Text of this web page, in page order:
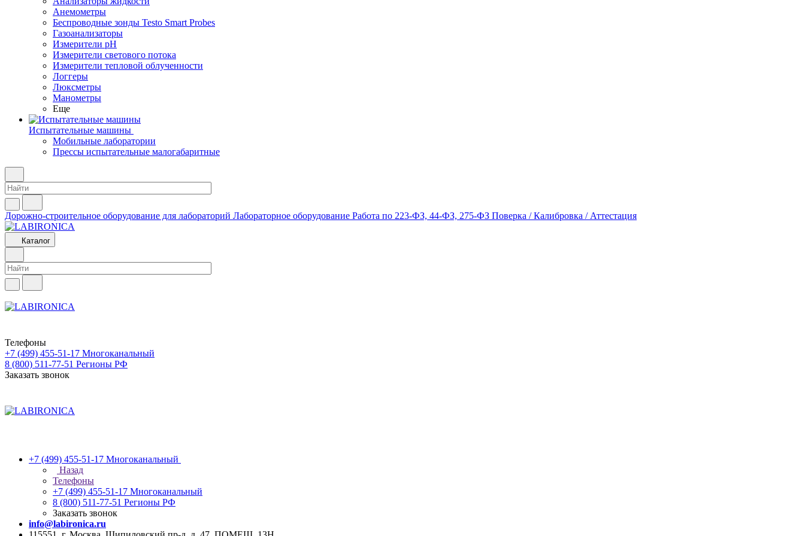
Анемометры
Беспроводные зонды Testo Smart Probes
Газоанализаторы
Измерители pH
Измерители светового потока
Измерители тепловой облученности
Логгеры
Люксметры
Манометры
Еще
Испытательные машины
Мобильные лаборатории
Прессы испытательные малогабаритные
Дорожно-строительное оборудование для лабораторий Лабораторное оборудование Работа по 223-ФЗ, 44-ФЗ, 275-ФЗ Поверка / Калибровка / Аттестация
Каталог
Телефоны
+7 (499) 455-51-17 Многоканальный
8 (800) 511-77-51 Регионы РФ
Заказать звонок
+7 (499) 455-51-17 Многоканальный
Назад
Телефоны
+7 (499) 455-51-17 Многоканальный
8 (800) 511-77-51 Регионы РФ
Заказать звонок
info@labironica.ru